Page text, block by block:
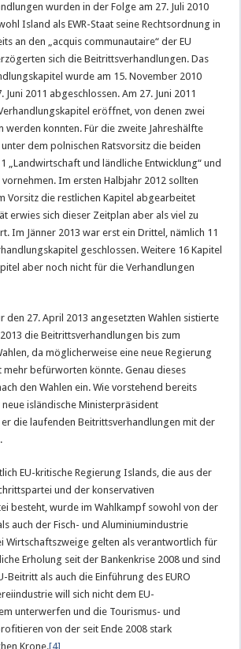
wurden in der Folge am 27. Juli 2010
Island als EWR-Staat seine Rechtsordnung in
an den „acquis communautaire“ der EU
sich die Beitrittsverhandlungen. Das
wurde am 15. November 2010
2011 abgeschlossen. Am 27. Juni 2011
eröffnet, von denen zwei
werden konnten. Für die zweite Jahreshälfte
dem polnischen Ratsvorsitz die beiden
„Landwirtschaft und ländliche Entwicklung“ und
vornehmen. Im ersten Halbjahr 2012 sollten
Vorsitz die restlichen Kapitel abgearbeitet
erwies sich dieser Zeitplan aber als viel zu
Im Jänner 2013 war erst ein Drittel, nämlich 11
geschlossen. Weitere 16 Kapitel
aber noch nicht für die Verhandlungen
den 27. April 2013 angesetzten Wahlen sistierte
die Beitrittsverhandlungen bis zum
da möglicherweise eine neue Regierung
mehr befürworten könnte. Genau dieses
den Wahlen ein. Wie vorstehend bereits
isländische Ministerpräsident
er die laufenden Beitrittsverhandlungen mit der
EU-kritische Regierung Islands, die aus der
und der konservativen
besteht, wurde im Wahlkampf sowohl von der
auch der Fisch- und Aluminiumindustrie
Wirtschaftszweige gelten als verantwortlich für
Erholung seit der Bankenkrise 2008 und sind
Beitritt als auch die Einführung des EURO
will sich nicht dem EU-
unterwerfen und die Tourismus- und
von der seit Ende 2008 stark
Krone.[4]